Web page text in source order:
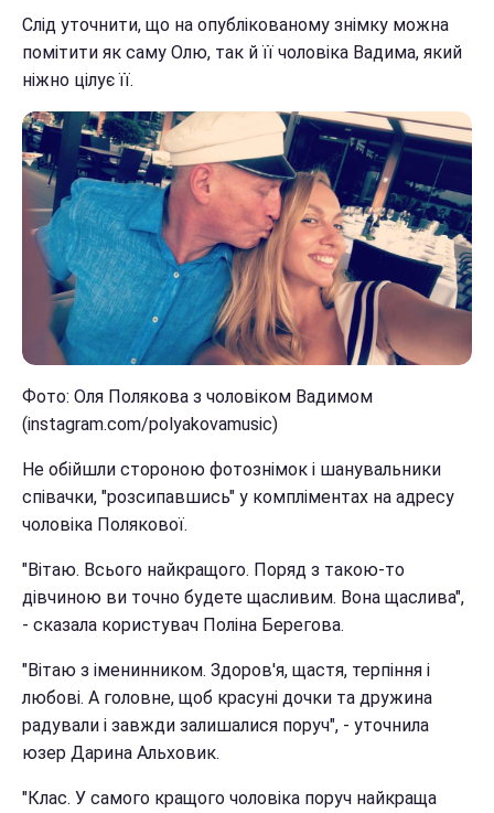
Слід уточнити, що на опублікованому знімку можна
помітити як саму Олю, так й її чоловіка Вадима, який
ніжно цілує її.
Фото: Оля Полякова з чоловіком Вадимом
(instagram.com/polyakovamusic)
Не обійшли стороною фотознімок і шанувальники
співачки, "розсипавшись" у компліментах на адресу
чоловіка Полякової.
"Вітаю. Всього найкращого. Поряд з такою-то
дівчиною ви точно будете щасливим. Вона щаслива",
- сказала користувач Поліна Берегова.
"Вітаю з іменинником. Здоров'я, щастя, терпіння і
любові. А головне, щоб красуні дочки та дружина
радували і завжди залишалися поруч", - уточнила
юзер Дарина Альховик.
"Клас. У самого кращого чоловіка поруч найкраща